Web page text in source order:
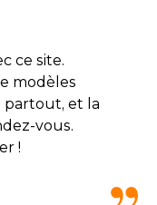
ce site.
modèles
partout, et la
vous.
!